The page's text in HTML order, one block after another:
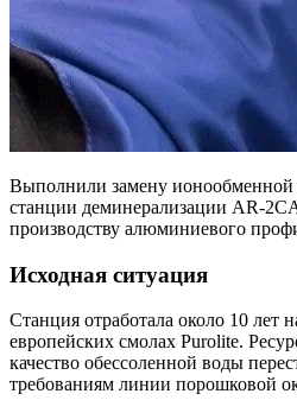
Выполнили замену ионообменной
станции деминерализации AR-
производству алюминиевого
Исходная ситуация
Станция отработала около 10 лет
европейских смолах Purolite.
качество обессоленной воды
требованиям линии порошковой